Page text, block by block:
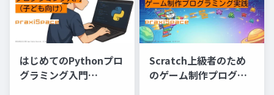
はじめてのPythonプロ
グラミング入門
Scratch上級者のため
のゲーム制作プログラ